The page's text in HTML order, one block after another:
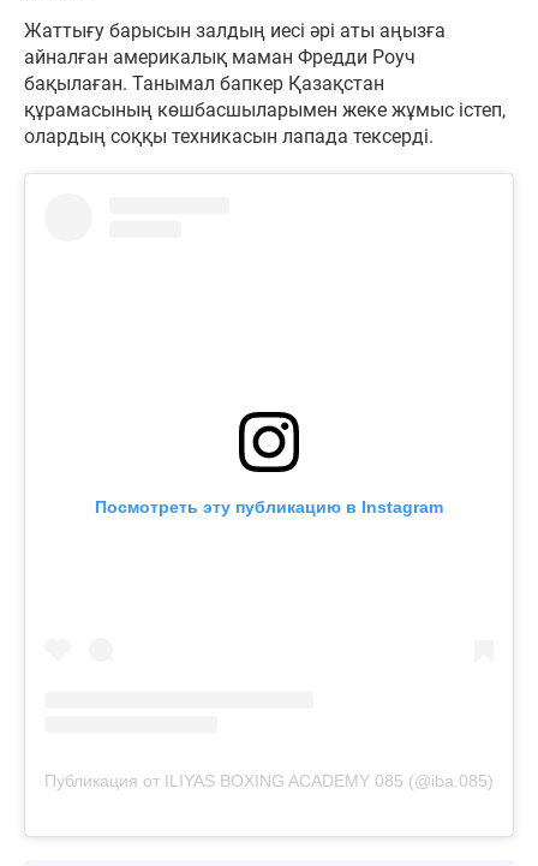
Жаттығу барысын залдың иесі әрі аты аңызға
айналған америкалық маман Фредди Роуч
бақылаған. Танымал бапкер Қазақстан
құрамасының көшбасшыларымен жеке жұмыс істеп,
олардың соққы техникасын лапада тексерді.
Посмотреть эту публикацию в Instagram
Публикация от ILIYAS BOXING ACADEMY 085 (@iba.085)